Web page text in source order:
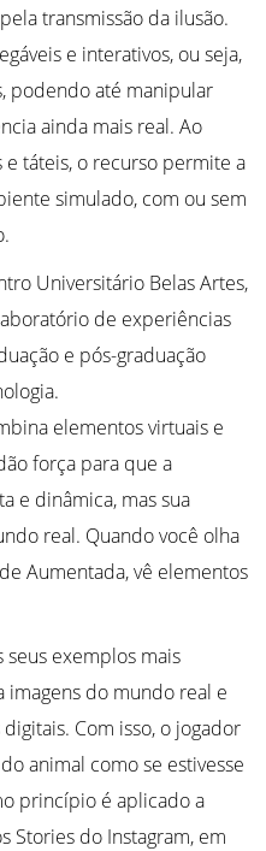
transmissão da ilusão.
e interativos, ou seja,
podendo até manipular
ainda mais real. Ao
e táteis, o recurso permite a
simulado, com ou sem
Universitário Belas Artes,
de experiências
e pós-graduação
elementos virtuais e
força para que a
e dinâmica, mas sua
real. Quando você olha
Aumentada, vê elementos
seus exemplos mais
imagens do mundo real e
Com isso, o jogador
animal como se estivesse
princípio é aplicado a
Stories do Instagram, em